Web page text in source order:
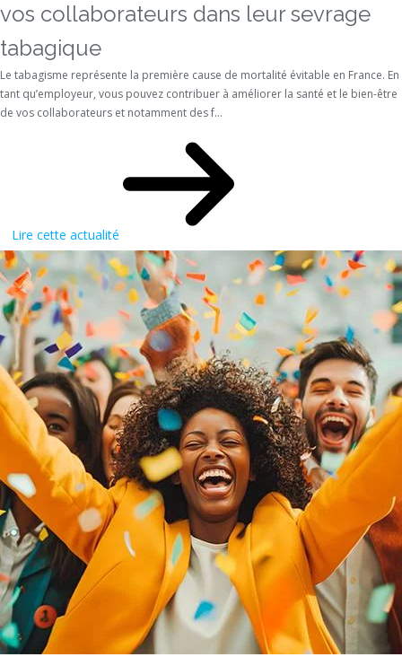
vos collaborateurs dans leur sevrage
tabagique
Le tabagisme représente la première cause de mortalité évitable en France. En
tant qu’employeur, vous pouvez contribuer à améliorer la santé et le bien-être
de vos collaborateurs et notamment des f...
Lire cette actualité